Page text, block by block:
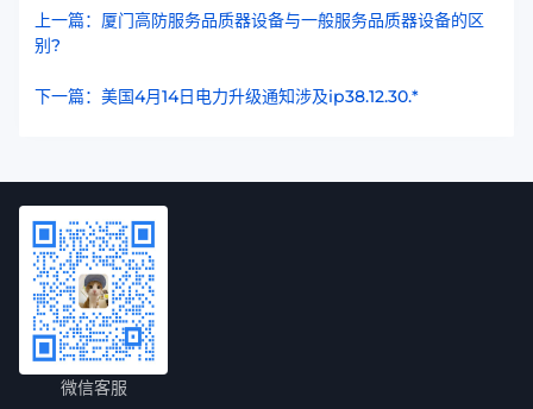
上一篇：厦门高防服务品质器设备与一般服务品质器设备的区
别?
下一篇：美国4月14日电力升级通知涉及ip38.12.30.*
微信客服